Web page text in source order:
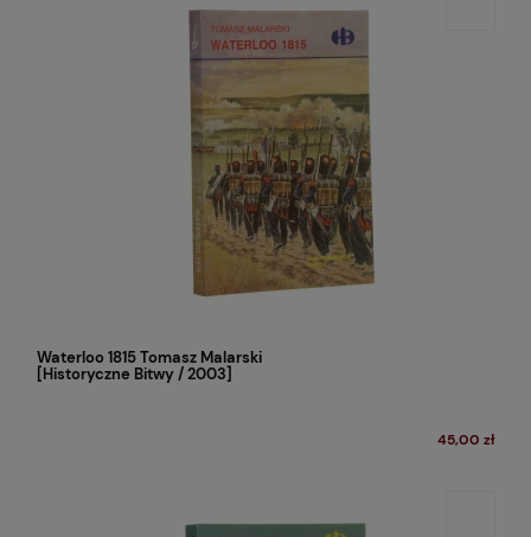
Waterloo 1815 Tomasz Malarski
[Historyczne Bitwy / 2003]
45,00 zł